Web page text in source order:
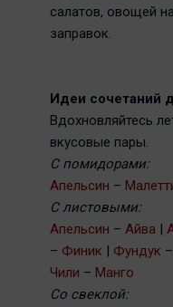
салатов, овощей
заправок.
Идеи сочетаний
Вдохновляйтесь
вкусовые пары.
С помидорами:
Апельсин –
С листовыми:
Апельсин – Айва |
– Финик | Фундук –
Чили – Манго
Со свеклой: